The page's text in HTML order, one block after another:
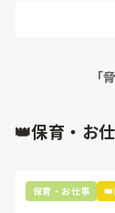
機関も頼っ
「
👑保育・お
保育・お仕事